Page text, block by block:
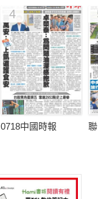
4
0718中國時報